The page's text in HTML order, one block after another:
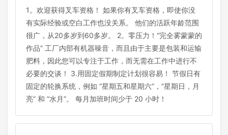
1。欢迎获得叉车资格！ 如果你有叉车资格，即使你没
有实际经验或空白工作也没关系。 他们的活跃年龄范围
很广，从20多岁到60多岁。 2。零压力！“完全雾蒙蒙的
作品” 工厂内部有机器噪音，而且由于主要是包装和运输
肥料，因此您可以专注于工作，而无需在工作中进行不
必要的交谈！ 3.用固定假期制定计划很容易！ 节假日有
固定的轮换系统，例如 “星期五和星期六”，“星期日，月
亮” 和 “水月”。 每月加班时间少于 20 小时！